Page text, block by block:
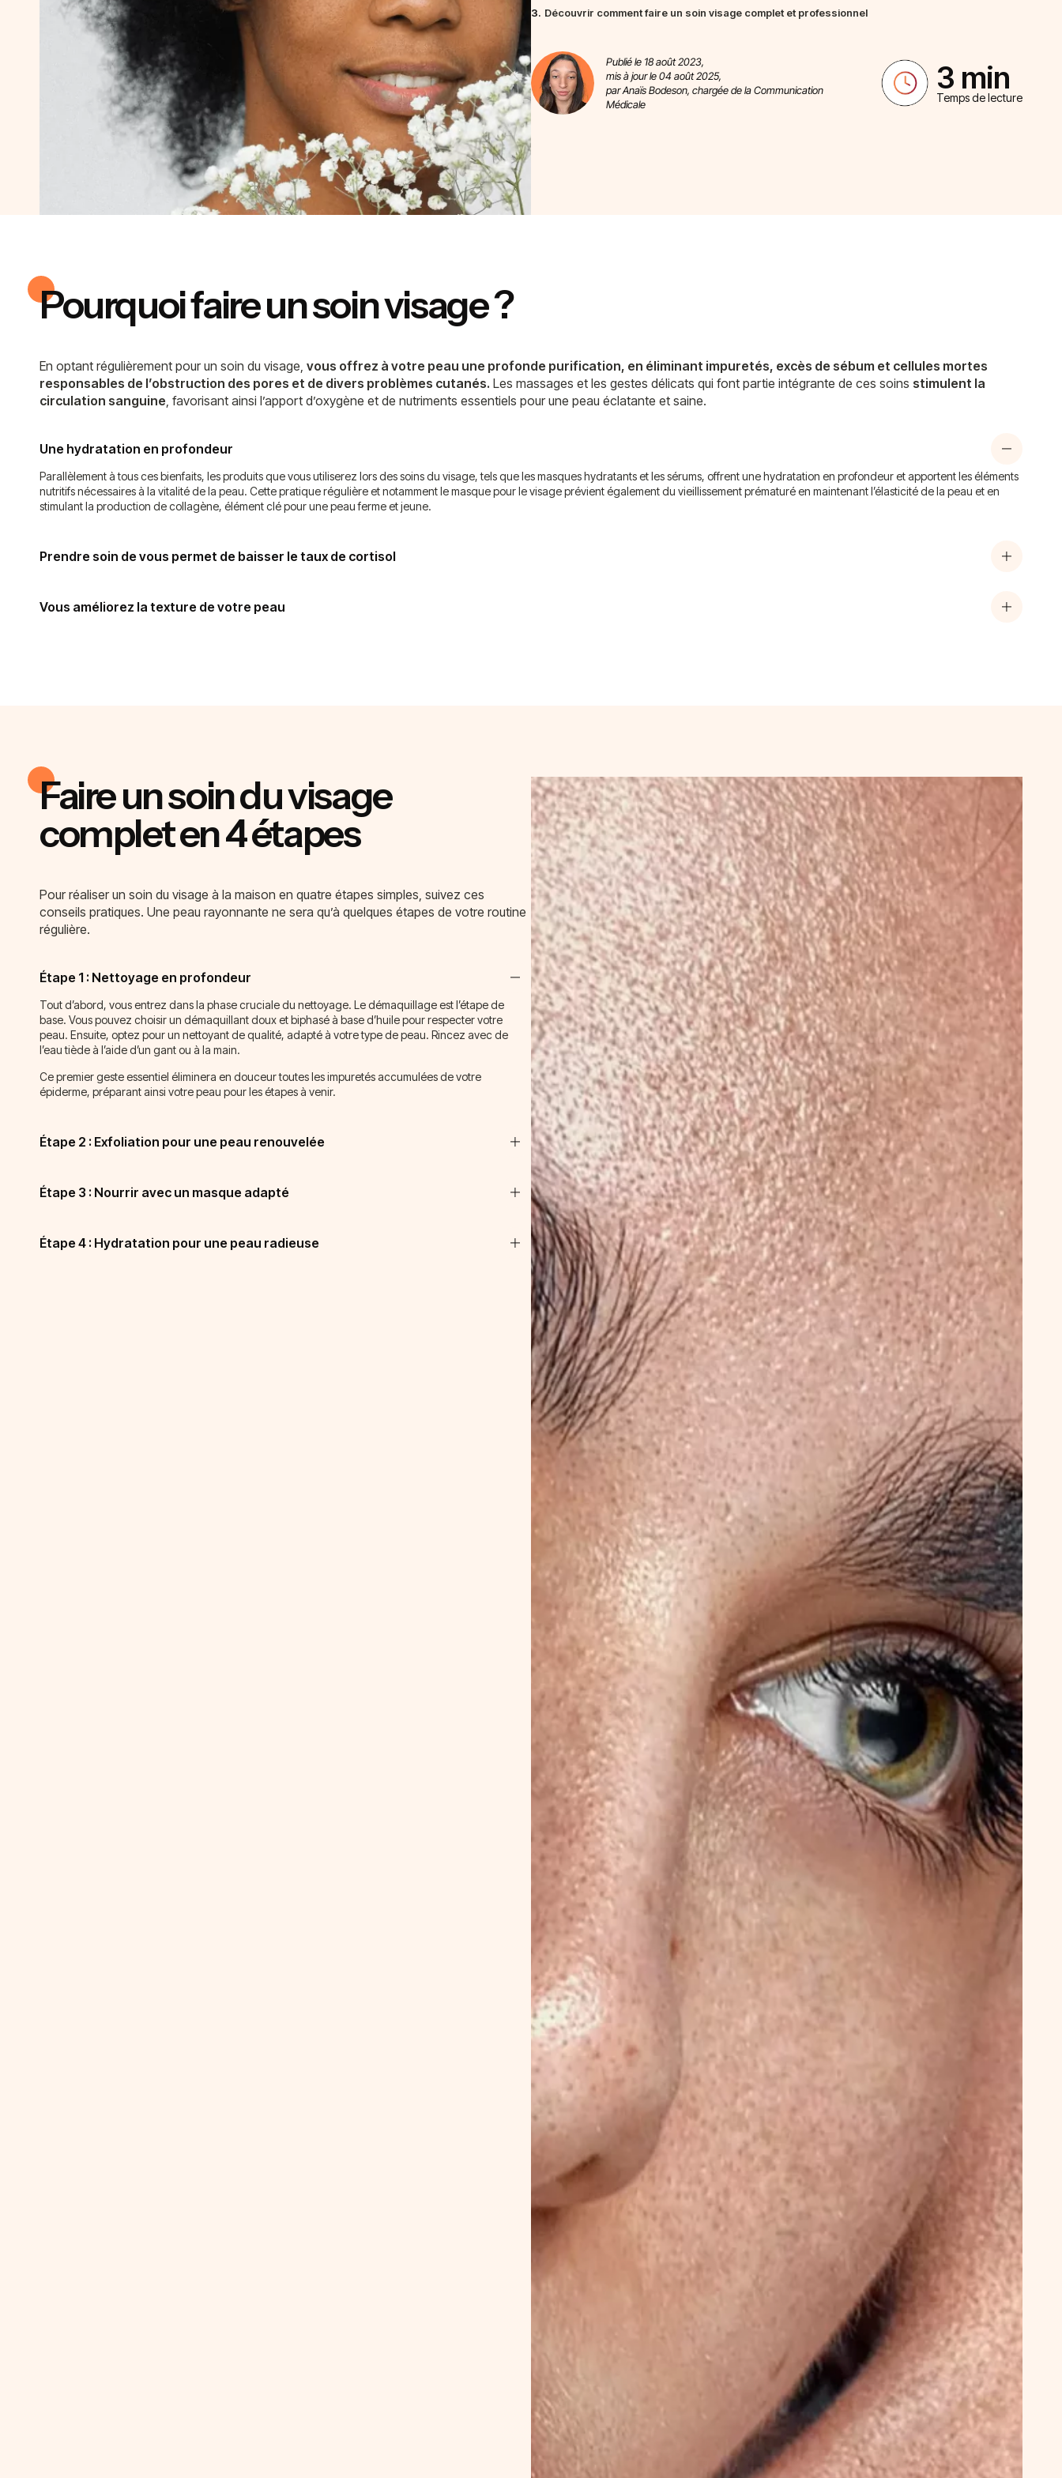
3. Découvrir comment faire un soin visage complet et professionnel
Publié le 18 août 2023,
mis à jour le 04 août 2025,
par Anaïs Bodeson, chargée de la Communication
Médicale
3 min
Temps de lecture
Pourquoi faire un soin visage ?
En optant régulièrement pour un soin du visage, vous offrez à votre peau une profonde purification, en éliminant impuretés, excès de sébum et cellules mortes
responsables de l’obstruction des pores et de divers problèmes cutanés. Les massages et les gestes délicats qui font partie intégrante de ces soins stimulent la
circulation sanguine, favorisant ainsi l’apport d’oxygène et de nutriments essentiels pour une peau éclatante et saine.
Une hydratation en profondeur
Parallèlement à tous ces bienfaits, les produits que vous utiliserez lors des soins du visage, tels que les masques hydratants et les sérums, offrent une hydratation en profondeur et apportent les éléments
nutritifs nécessaires à la vitalité de la peau. Cette pratique régulière et notamment le masque pour le visage prévient également du vieillissement prématuré en maintenant l’élasticité de la peau et en
stimulant la production de collagène, élément clé pour une peau ferme et jeune.
Prendre soin de vous permet de baisser le taux de cortisol
Vous améliorez la texture de votre peau
Faire un soin du visage
complet en 4 étapes
Pour réaliser un soin du visage à la maison en quatre étapes simples, suivez ces
conseils pratiques. Une peau rayonnante ne sera qu’à quelques étapes de votre routine
régulière.
Étape 1 : Nettoyage en profondeur
Tout d’abord, vous entrez dans la phase cruciale du nettoyage. Le démaquillage est l’étape de
base. Vous pouvez choisir un démaquillant doux et biphasé à base d’huile pour respecter votre
peau. Ensuite, optez pour un nettoyant de qualité, adapté à votre type de peau. Rincez avec de
l’eau tiède à l’aide d’un gant ou à la main.
Ce premier geste essentiel éliminera en douceur toutes les impuretés accumulées de votre
épiderme, préparant ainsi votre peau pour les étapes à venir.
Étape 2 : Exfoliation pour une peau renouvelée
Étape 3 : Nourrir avec un masque adapté
Étape 4 : Hydratation pour une peau radieuse